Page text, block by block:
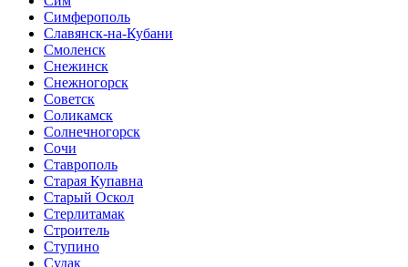
Симферополь
Славянск-на-Кубани
Смоленск
Снежинск
Снежногорск
Советск
Соликамск
Солнечногорск
Сочи
Ставрополь
Старая Купавна
Старый Оскол
Стерлитамак
Строитель
Ступино
Судак